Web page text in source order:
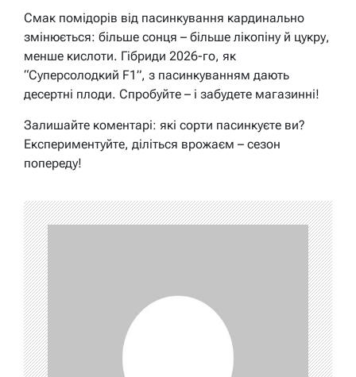
Смак помідорів від пасинкування кардинально
змінюється: більше сонця – більше лікопіну й цукру,
менше кислоти. Гібриди 2026-го, як
“Суперсолодкий F1”, з пасинкуванням дають
десертні плоди. Спробуйте – і забудете магазинні!
Залишайте коментарі: які сорти пасинкуєте ви?
Експериментуйте, діліться врожаєм – сезон
попереду!